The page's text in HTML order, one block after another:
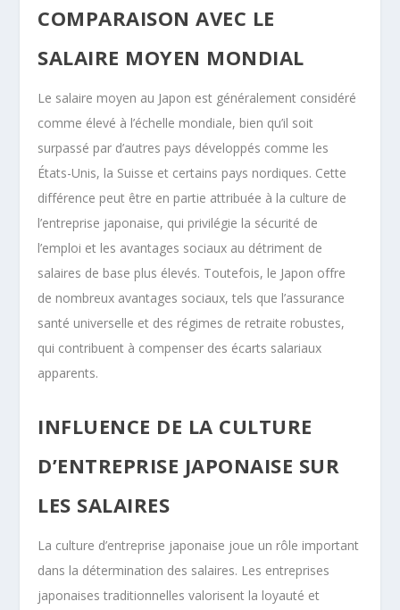
COMPARAISON AVEC LE
SALAIRE MOYEN MONDIAL
Le salaire moyen au Japon est généralement considéré
comme élevé à l’échelle mondiale, bien qu’il soit
surpassé par d’autres pays développés comme les
États-Unis, la Suisse et certains pays nordiques. Cette
différence peut être en partie attribuée à la culture de
l’entreprise japonaise, qui privilégie la sécurité de
l’emploi et les avantages sociaux au détriment de
salaires de base plus élevés. Toutefois, le Japon offre
de nombreux avantages sociaux, tels que l’assurance
santé universelle et des régimes de retraite robustes,
qui contribuent à compenser des écarts salariaux
apparents.
INFLUENCE DE LA CULTURE
D’ENTREPRISE JAPONAISE SUR
LES SALAIRES
La culture d’entreprise japonaise joue un rôle important
dans la détermination des salaires. Les entreprises
japonaises traditionnelles valorisent la loyauté et